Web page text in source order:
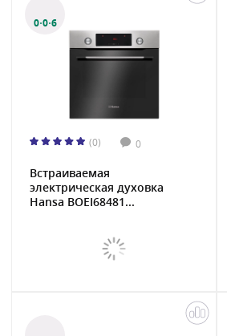
0·0·6
(0) 0
Встраиваемая
электрическая духовка
Hansa BOEI68481...